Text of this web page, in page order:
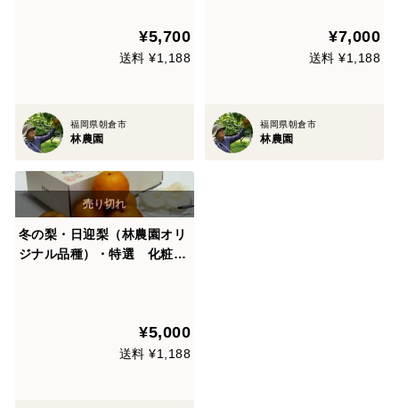
¥5,700
送料 ¥1,188
福岡県朝倉市
林農園
¥7,000
送料 ¥1,188
福岡県朝倉市
林農園
冬の梨・日迎梨（林農園オリ
ジナル品種）・特選 化粧箱
¥5,000
送料 ¥1,188